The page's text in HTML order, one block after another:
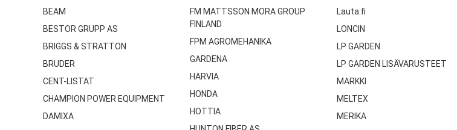
BEAM
BESTOR GRUPP AS
BRIGGS & STRATTON
BRUDER
CENT-LISTAT
CHAMPION POWER EQUIPMENT
DAMIXA
FM MATTSSON MORA GROUP
FINLAND
FPM AGROMEHANIKA
GARDENA
HARVIA
HONDA
HOTTIA
Lauta.fi
LONCIN
LP GARDEN
LP GARDEN LISÄVARUSTEET
MARKKI
MELTEX
MERIKA